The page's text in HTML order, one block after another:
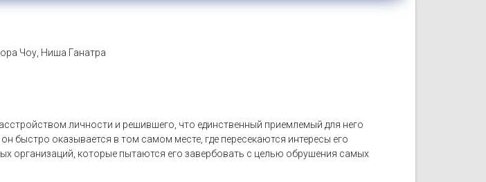
Чоу, Ниша Ганатра
личности и решившего, что единственный приемлемый для него
оказывается в том самом месте, где пересекаются интересы его
которые пытаются его завербовать с целью обрушения самых